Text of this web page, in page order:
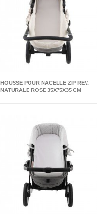
HOUSSE POUR NACELLE ZIP REV.
NATURALE ROSE 35X75X35 CM